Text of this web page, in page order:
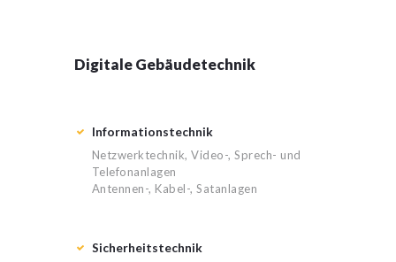
Digitale Gebäudetechnik
Informationstechnik
Netzwerktechnik, Video-, Sprech- und
Telefonanlagen
Antennen-, Kabel-, Satanlagen
Sicherheitstechnik